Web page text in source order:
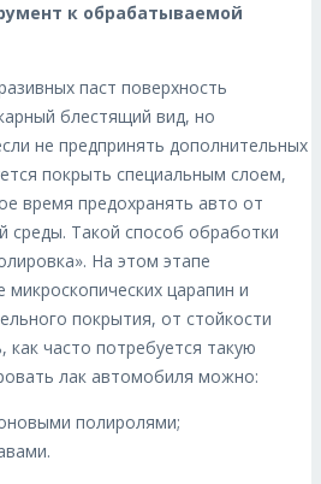
к обрабатываемой
паст поверхность
блестящий вид, но
не предпринять дополнительных
покрыть специальным слоем,
время предохранять авто от
среды. Такой способ обработки
На этом этапе
микроскопических царапин и
покрытия, от стойкости
как часто потребуется такую
лак автомобиля можно:
полиролями;